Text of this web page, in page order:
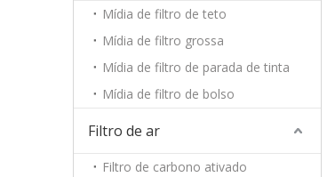
Mídia de filtro de teto
Mídia de filtro grossa
Mídia de filtro de parada de tinta
Mídia de filtro de bolso
Filtro de ar
Filtro de carbono ativado